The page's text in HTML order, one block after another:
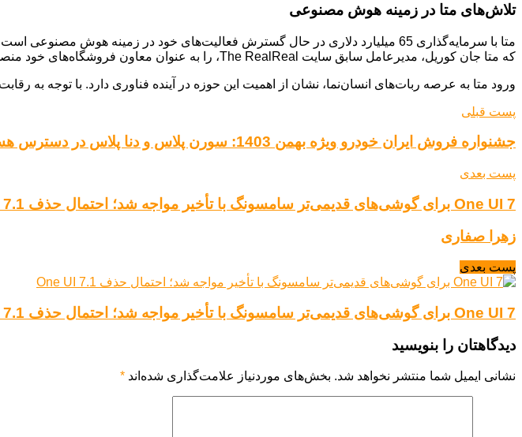
تلاش‌های متا در زمینه هوش مصنوعی
متا با سرمایه‌گذاری 65 میلیارد دلاری در حال گسترش فعالیت‌های خود در زمینه
که متا جان کوریل، مدیرعامل سابق سایت The RealReal، را به عنوان معاون فروشگاه‌های خود منصوب کرده است. کاربران در سایت The RealReal می‌توانند اقلام لوکس را خرید و فروش کنند.
ورود متا به عرصه ربات‌های انسان‌نما، نشان از اهمیت این حوزه در آینده فناوری دارد. با توجه به رقابت
پست قبلی
جشنواره فروش ایران خودرو ویژه بهمن 1403: سورن پلاس و دنا پلاس در دسترس هستند.
پست بعدی
One UI 7 برای گوشی‌های قدیمی‌تر سامسونگ با تأخیر مواجه شد؛ احتمال حذف One UI 7.1
زهرا صفاری
پست بعدی
One UI 7 برای گوشی‌های قدیمی‌تر سامسونگ با تأخیر مواجه شد؛ احتمال حذف One UI 7.1
دیدگاهتان را بنویسید
نشانی ایمیل شما منتشر نخواهد شد. بخش‌های موردنیاز علامت‌گذاری شده‌اند *